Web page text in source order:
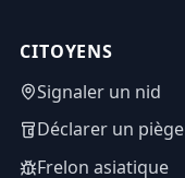
CITOYENS
Signaler un nid
Déclarer un piège
Frelon asiatique